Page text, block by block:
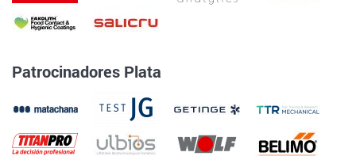
Patrocinadores Plata